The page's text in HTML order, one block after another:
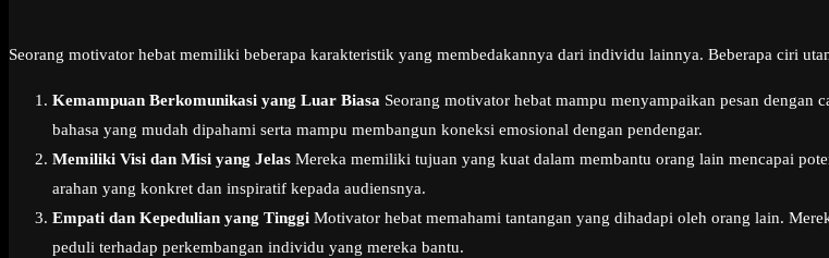
Seorang motivator hebat memiliki beberapa karakteristik yang membedakannya dari individu lainnya. Beberapa ciri
Kemampuan Berkomunikasi yang Luar Biasa Seorang motivator hebat mampu menyampaikan pesan dengan
bahasa yang mudah dipahami serta mampu membangun koneksi emosional dengan pendengar.
Memiliki Visi dan Misi yang Jelas Mereka memiliki tujuan yang kuat dalam membantu orang lain mencapai
arahan yang konkret dan inspiratif kepada audiensnya.
Empati dan Kepedulian yang Tinggi Motivator hebat memahami tantangan yang dihadapi oleh orang lain.
peduli terhadap perkembangan individu yang mereka bantu.